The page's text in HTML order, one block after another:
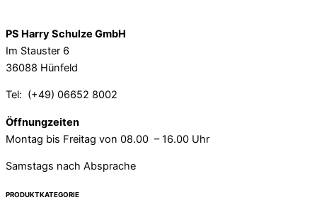
PS Harry Schulze GmbH
Im Stauster 6
36088 Hünfeld
Tel: (+49) 06652 8002
Öffnungzeiten
Montag bis Freitag von 08.00 – 16.00 Uhr
Samstags nach Absprache
PRODUKTKATEGORIE